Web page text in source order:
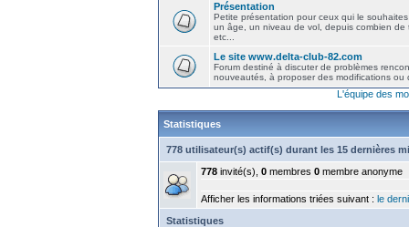
Présentation
Petite présentation pour ceux qui le
un âge, un niveau de vol, depuis combien de
etc...
Le site www.delta-club-82.com
Forum destiné à discuter de problèmes
nouveautés, à proposer des modifications ou
L'équipe des
Statistiques
778 utilisateur(s) actif(s) durant les 15 dernières
778 invité(s), 0 membres 0 membre anonyme
Afficher les informations triées suivant : le
Statistiques